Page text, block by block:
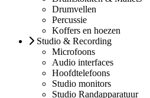
Drumvellen
Percussie
Koffers en hoezen
Studio & Recording
Microfoons
Audio interfaces
Hoofdtelefoons
Studio monitors
Studio Randapparatuur